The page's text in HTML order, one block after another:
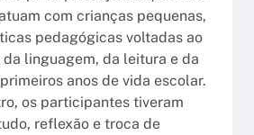
com crianças pequenas,
pedagógicas voltadas ao
linguagem, da leitura e da
anos de vida escolar.
os participantes tiveram
reflexão e troca de